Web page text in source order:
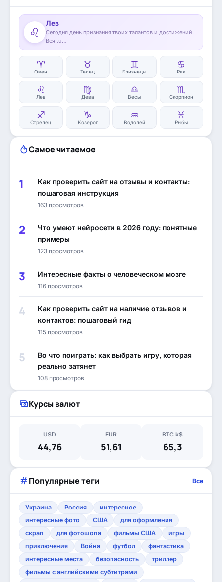
♌
Лев
Сегодня день признания твоих талантов и достижений.
Вся tu…
♈
Овен
♉
Телец
♊
Близнецы
♋
Рак
♌
Лев
♍
Дева
♎
Весы
♏
Скорпион
♐
Стрелец
♑
Козерог
♒
Водолей
♓
Рыбы
Самое читаемое
Как проверить сайт на отзывы и контакты:
пошаговая инструкция
163 просмотров
Что умеют нейросети в 2026 году: понятные
примеры
123 просмотров
Интересные факты о человеческом мозге
116 просмотров
Как проверить сайт на наличие отзывов и
контактов: пошаговый гид
115 просмотров
Во что поиграть: как выбрать игру, которая
реально затянет
108 просмотров
Курсы валют
USD
44,76
EUR
51,61
BTC k$
65,3
Популярные теги Все
Украина Россия
интересное
интересные фото
США
для оформления
скрап
для фотошопа фильмы США
игры
приключения
Война футбол
фантастика
интересные места
безопасность
триллер
фильмы с английскими субтитрами